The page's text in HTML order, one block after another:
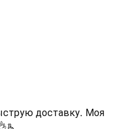
доставку. Моя